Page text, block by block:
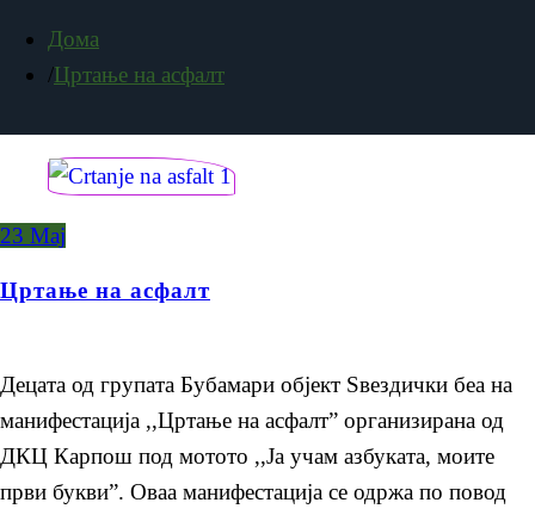
СОРАБОТКИ
ПРОТОКОЛИ
АКТИВНОСТИ
ЅВЕЗДИЧКИ
НАСТАНИ
НОВОСТИ
ПОСЕТИ
Дома
Цртање на асфалт
23 Мај
Цртање на асфалт
Децата од групата Бубамари објект Ѕвездички беа на
манифестација ,,Цртање на асфалт” организирана од
ДКЦ Карпош под мотото ,,Ја учам азбуката, моите
први букви”. Оваа манифестација се одржа по повод